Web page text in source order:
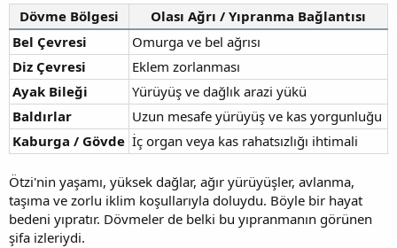
Dövme Bölgesi
Olası Ağrı / Yıpranma Bağlantısı
Bel Çevresi
Omurga ve bel ağrısı
Diz Çevresi
Eklem zorlanması
Ayak Bileği
Yürüyüş ve dağlık arazi yükü
Baldırlar
Uzun mesafe yürüyüş ve kas yorgunluğu
Kaburga / Gövde İç organ veya kas rahatsızlığı ihtimali
Ötzi'nin yaşamı, yüksek dağlar, ağır yürüyüşler, avlanma,
taşıma ve zorlu iklim koşullarıyla doluydu. Böyle bir hayat
bedeni yıpratır. Dövmeler de belki bu yıpranmanın görünen
şifa izleriydi.